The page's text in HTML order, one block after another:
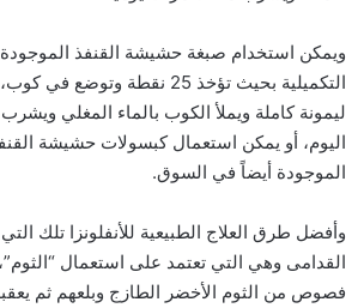
ويمكن استخدام صبغة حشيشة القنفذ
التكميلية بحيث تؤخذ 25 نقطة
اليوم، أو يمكن استعمال كبسولات حشيشة
الموجودة أيضاً في السوق.
وأفضل طرق العلاج الطبيعية للأنفلونزا تلك
القدامى وهي التي تعتمد على استعمال “الثوم”،
فصوص من الثوم الأخضر الطازج وبلعهم ثم